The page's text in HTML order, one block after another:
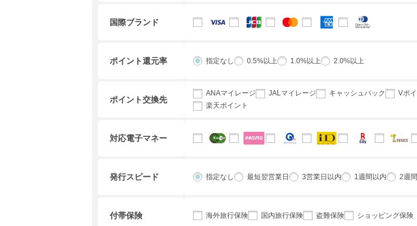
国際ブランド
ポイント還元率 指定なし 0.5%以上 1.0%以上 2.0%以上
ポイント交換先
ANAマイレージ JALマイレージ キャッシュバック Vポ
楽天ポイント
対応電子マネー
発行スピード 指定なし 最短翌営業日 3営業日以内 1週間以内 2週
付帯保険 海外旅行保険 国内旅行保険 盗難保険 ショッピング保険